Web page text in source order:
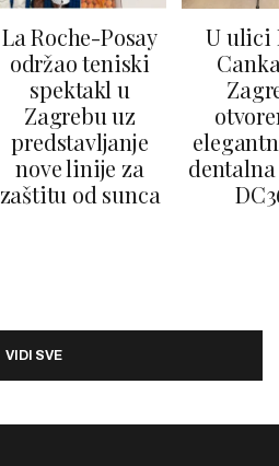
La Roche-Posay
održao teniski
spektakl u
Zagrebu uz
predstavljanje
nove linije za
zaštitu od sunca
U ulici
VIDI SVE